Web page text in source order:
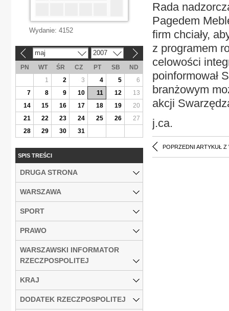
Rada
Pagedem
firm chciały,
z programem
celowości
poinformował
branżowym
akcji
j.ca.
POPRZEDNI ARTYKUŁ Z
Wydanie: 4152
maj 2007
PN WT ŚR CZ PT SB
ND
1
2 3 4 5
6
7
8 9 10 11 12
13
14
15 16 17 18 19
20
21
22 23 24 25 26
27
28
29 30 31
SPIS TREŚCI
DRUGA STRONA
WARSZAWA
SPORT
PRAWO
WARSZAWSKI INFORMATOR
RZECZPOSPOLITEJ
KRAJ
DODATEK RZECZPOSPOLITEJ